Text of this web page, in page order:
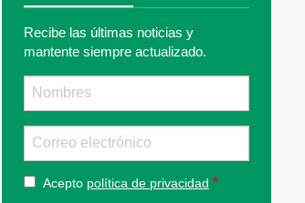
Recibe las últimas noticias y
mantente siempre actualizado.
Acepto política de privacidad